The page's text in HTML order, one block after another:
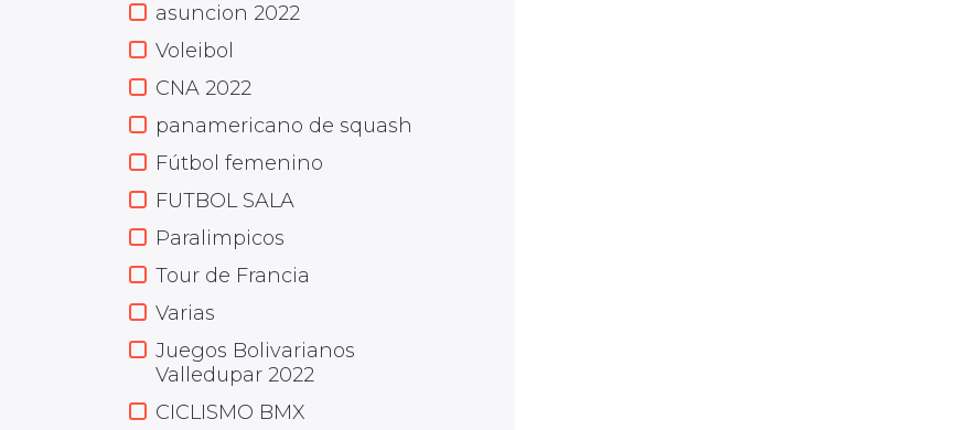
asuncion 2022
Voleibol
CNA 2022
panamericano de squash
Fútbol femenino
FUTBOL SALA
Paralimpicos
Tour de Francia
Varias
Juegos Bolivarianos
Valledupar 2022
CICLISMO BMX